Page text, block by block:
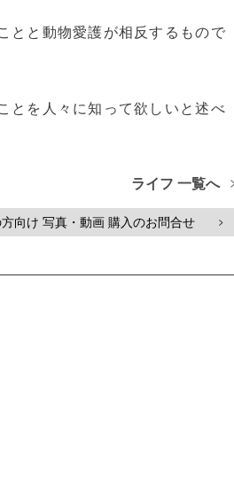
とと動物愛護が相反するもので
とを人々に知って欲しいと述べ
ライフ 一覧へ
向け 写真・動画 購入のお問合せ >